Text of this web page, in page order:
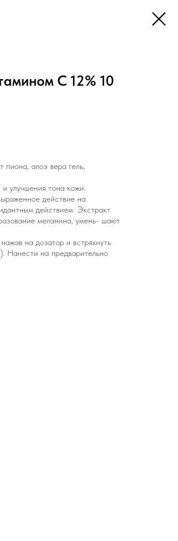
С 12% 10
пиона, алоэ вера гель,
улучшения тона кожи.
действие на
действием. Экстракт
меланина, умень- шают
на дозатор и встряхнуть
Нанести на предварительно